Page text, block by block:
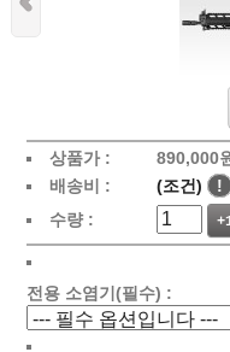
상품가 :
890,000
배송비 :
(조건) !
수량 :
전용 소염기(필수) :